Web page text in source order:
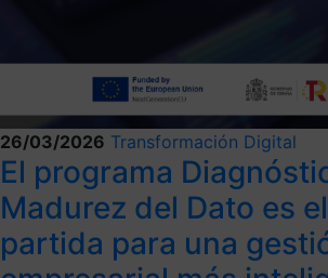
26/03/2026 Transformación Digital
El programa
Madurez del Dato es
partida para una